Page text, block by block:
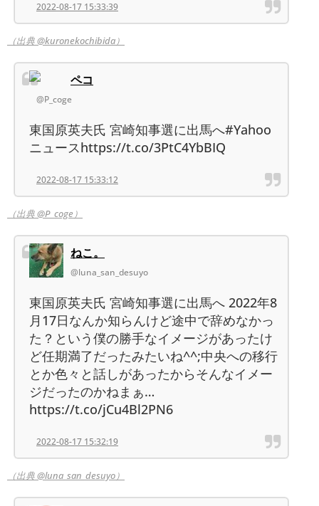
2022-08-17 15:33:39
（出典 @kuronekochibida）
ペコ
@P_coge
東国原英夫氏 宮崎知事選に出馬へ#Yahoo
ニュースhttps://t.co/3PtC4YbBIQ
2022-08-17 15:33:12
（出典 @P_coge）
ねこ。
@luna_san_desuyo
東国原英夫氏 宮崎知事選に出馬へ 2022年8
月17日なんか知らんけど途中で辞めなかっ
た？という僕の勝手なイメージがあったけ
ど任期満了だったみたいね^^;中央への移行
とか色々と話しがあったからそんなイメー
ジだったのかねまぁ…
https://t.co/jCu4Bl2PN6
2022-08-17 15:32:19
（出典 @luna_san_desuyo）